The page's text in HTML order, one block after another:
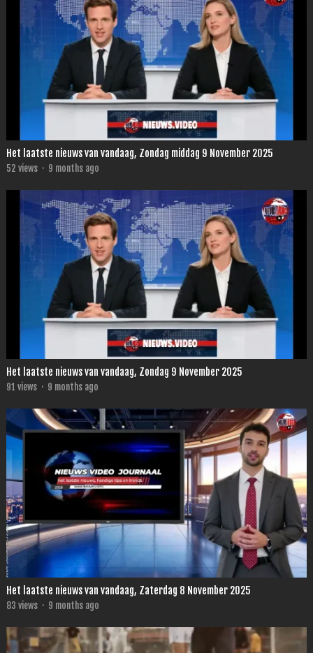
Het laatste nieuws van vandaag, Zondag middag 9 November 2025
52 views · 9 months ago
Het laatste nieuws van vandaag, Zondag 9 November 2025
91 views · 9 months ago
Het laatste nieuws van vandaag, Zaterdag 8 November 2025
83 views · 9 months ago